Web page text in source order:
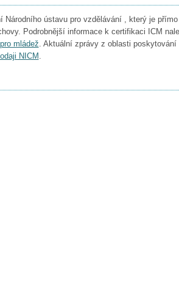
Národního ústavu pro vzdělávání , který je
Podrobnější informace k certifikaci ICM
mládež Aktuální zprávy z oblasti
NICM